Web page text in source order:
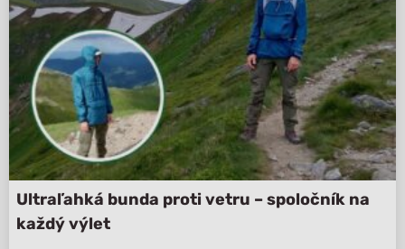
Ultraľahká bunda proti vetru – spoločník na
každý výlet